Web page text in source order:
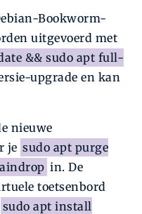
Bookworm-
uitgevoerd met
&& sudo apt full-
upgrade en kan
nieuwe
je sudo apt purge
in. De
toetsenbord
sudo apt install